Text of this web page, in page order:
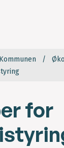
Kommunen
for